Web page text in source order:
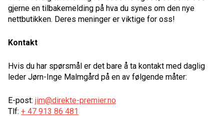
gjerne en tilbakemelding på hva du synes om den nye
nettbutikken. Deres meninger er viktige for oss!
Kontakt
Hvis du har spørsmål er det bare å ta kontakt med daglig
leder Jørn-Inge Malmgård på en av følgende måter:
E-post: jim@direkte-premier.no
Tlf: + 47 913 86 481